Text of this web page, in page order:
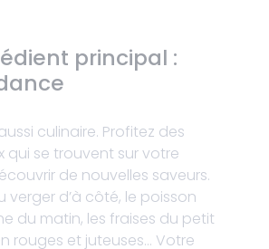
principal :
culinaire. Profitez des
qui se trouvent sur votre
de nouvelles saveurs.
verger d’à côté, le poisson
du matin, les fraises du petit
rouges et juteuses… Votre